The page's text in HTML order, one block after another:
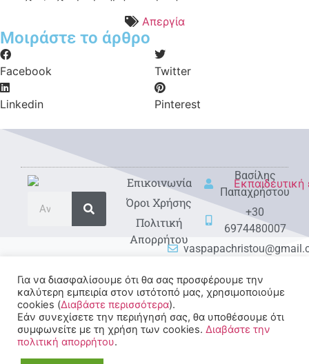
Απεργία
Μοιράστε το άρθρο
Facebook Twitter
Linkedin Pinterest
Eπικοινωνία
Όροι Χρήσης
Πολιτική
Απορρήτου
Βασίλης
Παπαχρήστου
+30
6974480007
© 2022-2025 All rights
Για να διασφαλίσουμε ότι θα σας προσφέρουμε την
καλύτερη εμπειρία στον ιστότοπό μας, χρησιμοποιούμε
cookies (Διαβάστε περισσότερα).
Εάν συνεχίσετε την περιήγησή σας, θα υποθέσουμε ότι
συμφωνείτε με τη χρήση των cookies. Διαβάστε την
πολιτική απορρήτου.